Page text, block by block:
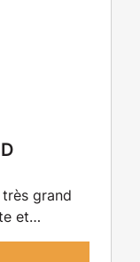
grand
et